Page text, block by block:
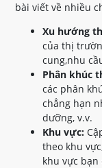
bài viết về nhiều
Xu hướng
của thị
cung,nhu
Phân khúc
các phân
chẳng hạn
dưỡng, v.v.
Khu vực:
theo khu
khu vực